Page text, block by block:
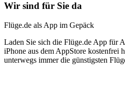
Wir sind für Sie da
Flüge.de als App im Gepäck
Laden Sie sich die Flüge.de App für
iPhone aus dem AppStore kostenfrei
unterwegs immer die günstigsten